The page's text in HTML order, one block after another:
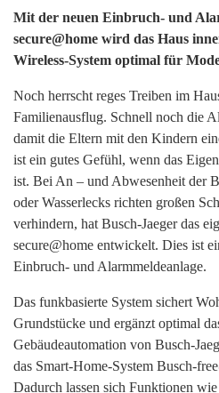
Mit der neuen Einbruch- und
secure@home wird das Haus
Wireless-System optimal für
Noch herrscht reges Treiben im
Familienausflug. Schnell noch die
damit die Eltern mit den Kindern
ist ein gutes Gefühl, wenn das
ist. Bei An – und Abwesenheit der
oder Wasserlecks richten großen
verhindern, hat Busch-Jaeger das
secure@home entwickelt. Dies ist
Einbruch- und Alarmmeldeanlage.
Das funkbasierte System sichert
Grundstücke und ergänzt optimal
Gebäudeautomation von Busch-
das Smart-Home-System Busch-
Dadurch lassen sich Funktionen